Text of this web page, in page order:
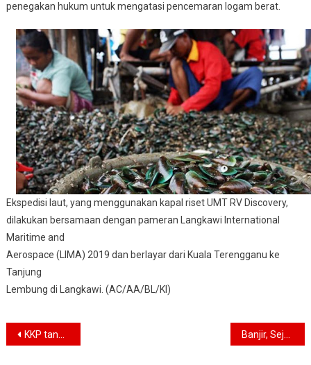
penegakan hukum untuk mengatasi pencemaran logam berat.
Ekspedisi laut, yang menggunakan kapal riset UMT RV Discovery,
dilakukan bersamaan dengan pameran Langkawi International
Maritime and
Aerospace (LIMA) 2019 dan berlayar dari Kuala Terengganu ke
Tanjung
Lembung di Langkawi. (AC/AA/BL/KI)
Navigasi
KKP tangkap enam kapal asing ilegal beroperasi di perairan Indonesia Banjir, Sejumlah Ruas Jalan di Kabupaten Bandung Terputus